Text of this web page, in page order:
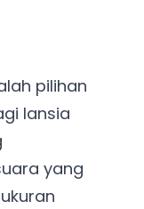
pilihan
lansia
yang